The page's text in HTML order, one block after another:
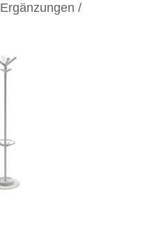
Ergänzungen /